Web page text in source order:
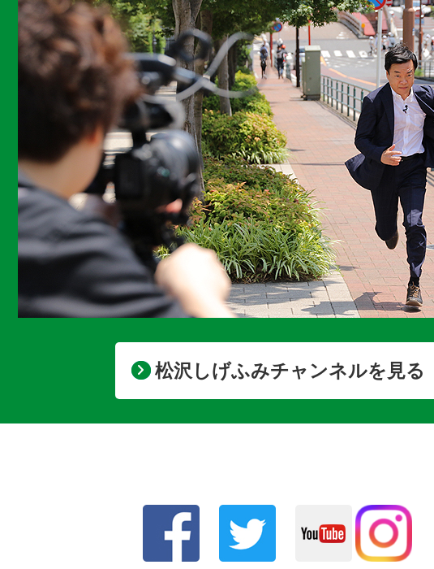
松沢しげふみチャンネルを見る